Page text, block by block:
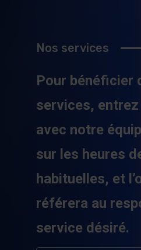
Nos services
Pour bénéficier
services,
avec notre
sur les heures
habituelles, et
référera au
service désiré.